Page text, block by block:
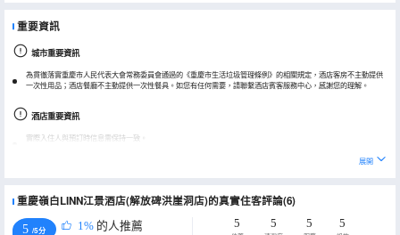
重要資訊
城市重要資訊
為貫徹落實重慶市人民代表大會常務委員會通過的《重慶市生活垃圾管理條例》的相關規定，酒店客房不主動提供
一次性用品；酒店餐廳不主動提供一次性餐具。如您有任何需要，請聯繫酒店賓客服務中心，感謝您的理解。
酒店重要資訊
實際入住人與預訂時信息需保持一致。
連住期間，酒店每日進行簡易清掃，其他詳情請諮詢酒店前台。
展開
重慶嶺白LINN江景酒店(解放碑洪崖洞店)的真實住客評論(6)
5 /5分 1% 的人推薦 5 5 5 5